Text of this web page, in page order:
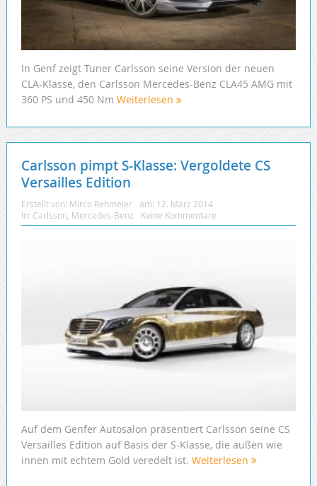
In Genf zeigt Tuner Carlsson seine Version der neuen
CLA-Klasse, den Carlsson Mercedes-Benz CLA45 AMG mit
360 PS und 450 Nm Weiterlesen
Carlsson pimpt S-Klasse: Vergoldete CS
Versailles Edition
Erstellt von: Mirco Rehmeier am: 12. März 2014
In: Carlsson Mercedes-Benz Keine Kommentare
Auf dem Genfer Autosalon präsentiert Carlsson seine CS
Versailles Edition auf Basis der S-Klasse, die außen wie
innen mit echtem Gold veredelt ist. Weiterlesen